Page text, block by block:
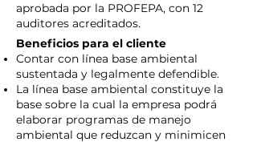
aprobada por la PROFEPA, con 12
auditores acreditados.
Beneficios para el cliente
Contar con línea base ambiental
sustentada y legalmente defendible.
La línea base ambiental constituye la
base sobre la cual la empresa podrá
elaborar programas de manejo
ambiental que reduzcan y minimicen